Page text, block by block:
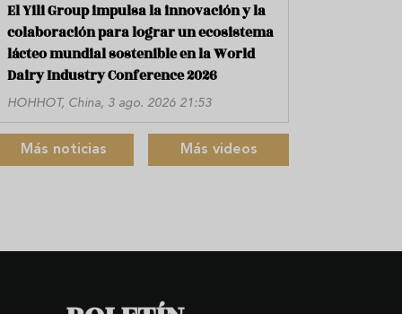
El Yili Group impulsa la innovación y la
colaboración para lograr un ecosistema
lácteo mundial sostenible en la World
Dairy Industry Conference 2026
HOHHOT, China, 3 ago. 2026 21:53
Más noticias Más videos